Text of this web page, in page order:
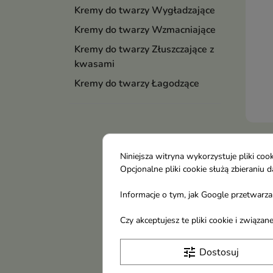
Kremy do twarzy Wygładzające
Kremy do twarzy Wzmacniające
Kremy do twarzy Złuszczające z
kwasami
Kremy do twarzy Łagodzące
Niniejsza witryna wykorzystuje pliki
Opcjonalne pliki cookie służą
Informacje o tym, jak Google
Czy akceptujesz te pliki cookie i
tune Dostosuj